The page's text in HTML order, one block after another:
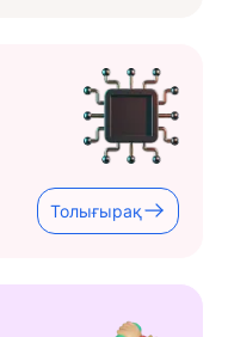
Толығырақ